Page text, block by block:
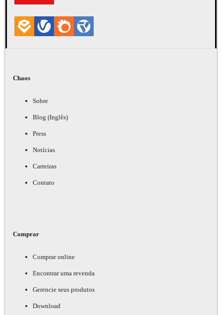
Chaos
Sobre
Blog (Inglês)
Press
Notícias
Carreiras
Contato
Comprar
Comprar online
Encontrar uma revenda
Gerencie seus produtos
Download